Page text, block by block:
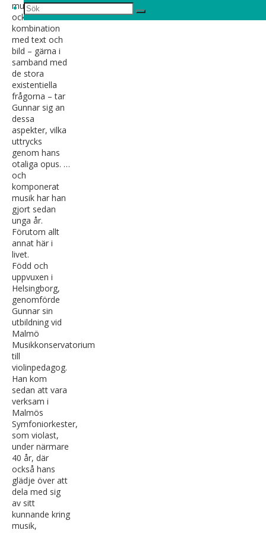
Sök
Sök
efter:
Sök
musik, men
också i
kombination
med text och
bild – gärna i
samband med
de stora
existentiella
frågorna – tar
Gunnar sig an
dessa
aspekter, vilka
uttrycks
genom hans
otaliga opus. …
och
komponerat
musik har han
gjort sedan
unga år.
Förutom allt
annat här i
livet.
Född och
uppvuxen i
Helsingborg,
genomförde
Gunnar sin
utbildning vid
Malmö
Musikkonservatorium
till
violinpedagog.
Han kom
sedan att vara
verksam i
Malmös
Symfoniorkester,
som violast,
under närmare
40 år, där
också hans
glädje över att
dela med sig
av sitt
kunnande kring
musik,